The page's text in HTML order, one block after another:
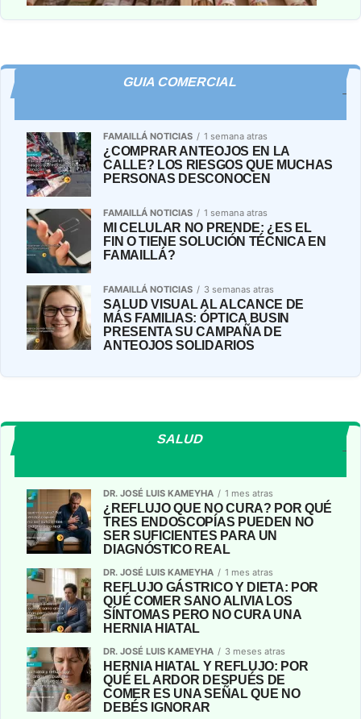
GUIA COMERCIAL
FAMAILLÁ NOTICIAS 1 semana atras
¿COMPRAR ANTEOJOS EN LA
CALLE? LOS RIESGOS QUE MUCHAS
PERSONAS DESCONOCEN
FAMAILLÁ NOTICIAS 1 semana atras
MI CELULAR NO PRENDE: ¿ES EL
FIN O TIENE SOLUCIÓN TÉCNICA EN
FAMAILLÁ?
FAMAILLÁ NOTICIAS 3 semanas atras
SALUD VISUAL AL ALCANCE DE
MÁS FAMILIAS: ÓPTICA BUSIN
PRESENTA SU CAMPAÑA DE
ANTEOJOS SOLIDARIOS
SALUD
DR. JOSÉ LUIS KAMEYHA 1 mes atras
¿REFLUJO QUE NO CURA? POR QUÉ
TRES ENDOSCOPÍAS PUEDEN NO
SER SUFICIENTES PARA UN
DIAGNÓSTICO REAL
DR. JOSÉ LUIS KAMEYHA 1 mes atras
REFLUJO GÁSTRICO Y DIETA: POR
QUÉ COMER SANO ALIVIA LOS
SÍNTOMAS PERO NO CURA UNA
HERNIA HIATAL
DR. JOSÉ LUIS KAMEYHA 3 meses atras
​HERNIA HIATAL Y REFLUJO: POR
QUÉ EL ARDOR DESPUÉS DE
COMER ES UNA SEÑAL QUE NO
DEBÉS IGNORAR